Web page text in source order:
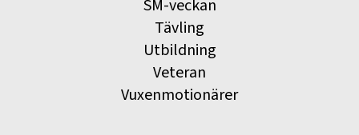
SM-veckan
Tävling
Utbildning
Veteran
Vuxenmotionärer